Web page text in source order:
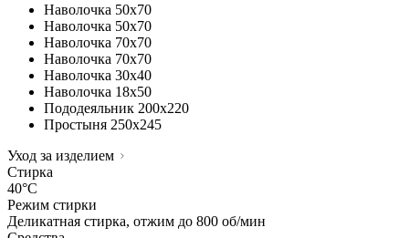
Наволочка 50х70
Наволочка 50х70
Наволочка 70х70
Наволочка 70х70
Наволочка 30х40
Наволочка 18х50
Пододеяльник 200х220
Простыня 250х245
Уход за изделием
Стирка
40°C
Режим стирки
Деликатная стирка, отжим до 800 об/мин